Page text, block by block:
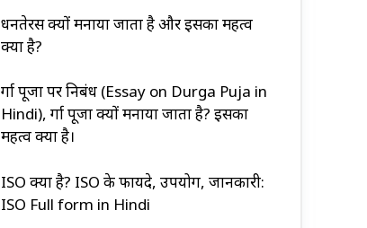
धनतेरस क्यों मनाया जाता है और इसका महत्व
क्या है?
दुर्गा पूजा पर निबंध (Essay on Durga Puja in
Hindi), दुर्गा पूजा क्यों मनाया जाता है? इसका
महत्व क्या है।
ISO क्या है? ISO के फायदे, उपयोग, जानकारी:
ISO Full form in Hindi